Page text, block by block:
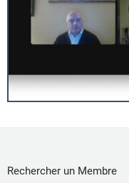
Rechercher un Membre